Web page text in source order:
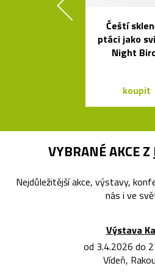
Čeští
ptáci jako
Night
koupit
VYBRANÉ AKCE Z
Nejdůležitější akce, výstavy,
nás i ve
Výstava
od 3.4.2026 do
Vídeň,